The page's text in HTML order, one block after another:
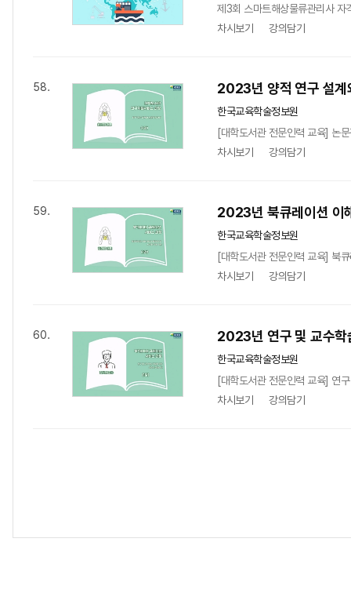
제3회 스마트해상물류관리사 자
차시보기
강의담기
58. 2023년 양적 연구 설계
한국교육학술정보원
[대학도서관 전문인력 교육] 논
차시보기
강의담기
59. 2023년 북큐레이션 이
한국교육학술정보원
[대학도서관 전문인력 교육] 북
차시보기
강의담기
60. 2023년 연구 및 교수학
한국교육학술정보원
[대학도서관 전문인력 교육] 연
차시보기
강의담기